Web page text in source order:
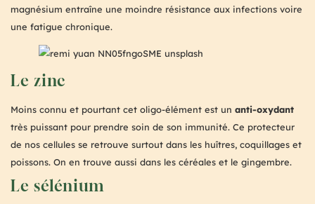
magnésium entraîne une moindre résistance aux infections voire
une fatigue chronique.
Le zinc
Moins connu et pourtant cet oligo-élément est un anti-oxydant
très puissant pour prendre soin de son immunité. Ce protecteur
de nos cellules se retrouve surtout dans les huîtres, coquillages et
poissons. On en trouve aussi dans les céréales et le gingembre.
Le sélénium